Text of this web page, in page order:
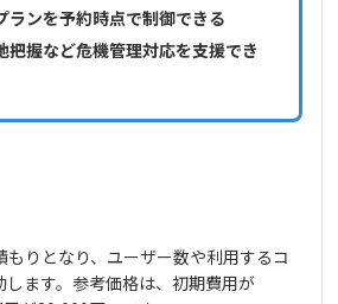
ランを予約時点で制御できる
把握など危機管理対応を支援でき
もりとなり、ユーザー数や利用するコ
します。参考価格は、初期費用が